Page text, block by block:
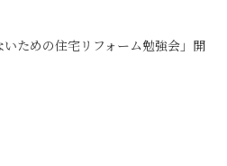
ための住宅リフォーム勉強会」開